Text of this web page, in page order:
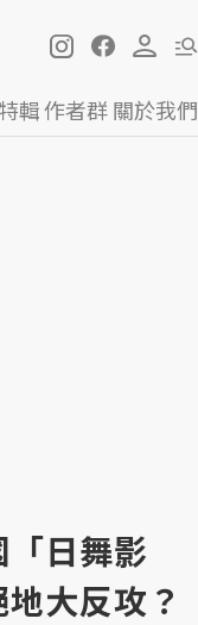
輯作者群關於我們
日舞影
大反攻？